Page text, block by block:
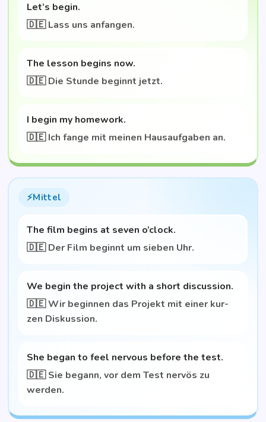
Let’s begin.
🇩🇪 Lass uns anfangen.
The les­son beg­ins now.
🇩🇪 Die Stun­de beginnt jetzt.
I begin my homework.
🇩🇪 Ich fan­ge mit mei­nen Haus­auf­ga­ben an.
Mit­tel
The film beg­ins at seven o’clock.
🇩🇪 Der Film beginnt um sie­ben Uhr.
We begin the pro­ject with a short discussion.
🇩🇪 Wir begin­nen das Pro­jekt mit einer kur­
zen Diskussion.
She began to feel ner­vous befo­re the test.
🇩🇪 Sie begann, vor dem Test ner­vös zu
werden.